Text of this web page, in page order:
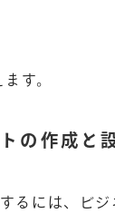
す。
の作成と
るには、ビ